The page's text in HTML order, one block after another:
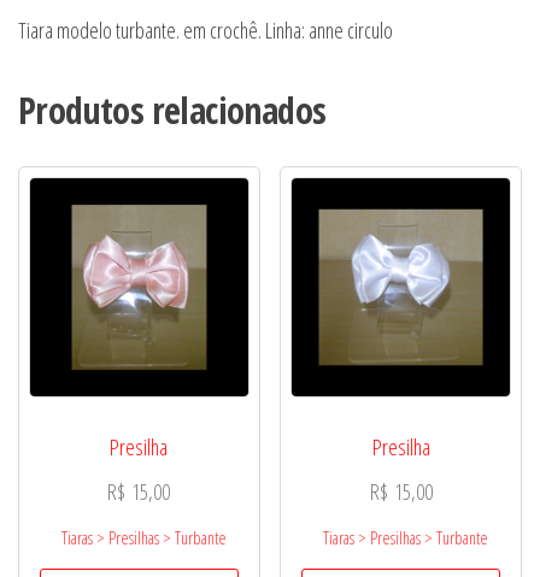
Tiara modelo turbante. em crochê. Linha: anne circulo
Produtos relacionados
Presilha
R$ 15,00
Tiaras > Presilhas > Turbante
Presilha
R$ 15,00
Tiaras > Presilhas > Turbante